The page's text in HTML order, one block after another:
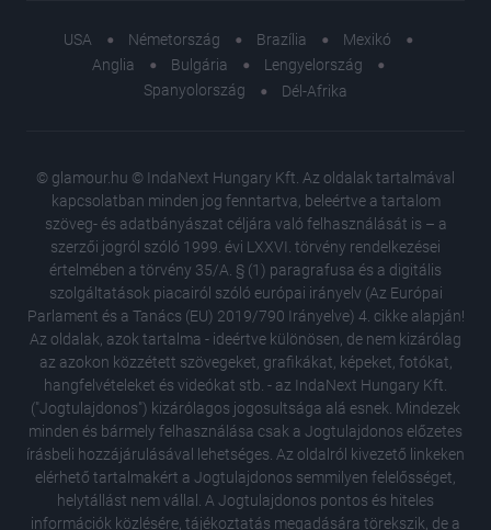
USA Németország Brazília
Mexikó
Anglia
Bulgária
Lengyelország
Spanyolország
Dél-Afrika
© glamour.hu © IndaNext Hungary Kft. Az oldalak tartalmával
kapcsolatban minden jog fenntartva, beleértve a tartalom
szöveg- és adatbányászat céljára való felhasználását is – a
szerzői jogról szóló 1999. évi LXXVI. törvény rendelkezései
értelmében a törvény 35/A. § (1) paragrafusa és a digitális
szolgáltatások piacairól szóló európai irányelv (Az Európai
Parlament és a Tanács (EU) 2019/790 Irányelve) 4. cikke alapján!
Az oldalak, azok tartalma - ideértve különösen, de nem kizárólag
az azokon közzétett szövegeket, grafikákat, képeket, fotókat,
hangfelvételeket és videókat stb. - az IndaNext Hungary Kft.
("Jogtulajdonos") kizárólagos jogosultsága alá esnek. Mindezek
minden és bármely felhasználása csak a Jogtulajdonos előzetes
írásbeli hozzájárulásával lehetséges. Az oldalról kivezető linkeken
elérhető tartalmakért a Jogtulajdonos semmilyen felelősséget,
helytállást nem vállal. A Jogtulajdonos pontos és hiteles
információk közlésére, tájékoztatás megadására törekszik, de a